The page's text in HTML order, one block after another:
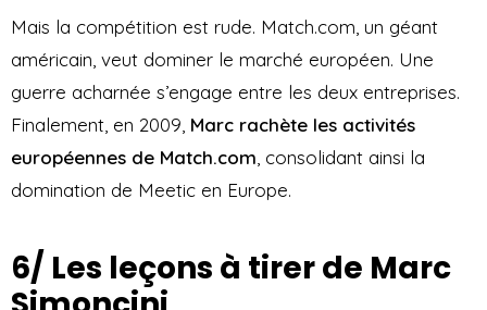
Mais la compétition est rude. Match.com, un géant
américain, veut dominer le marché européen. Une
guerre acharnée s’engage entre les deux entreprises.
Finalement, en 2009, Marc rachète les activités
européennes de Match.com, consolidant ainsi la
domination de Meetic en Europe.
6/ Les leçons à tirer de Marc